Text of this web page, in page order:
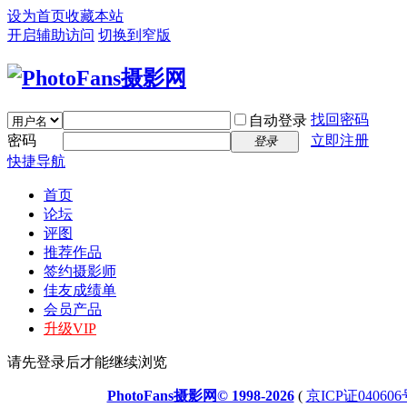
设为首页收藏本站
开启辅助访问 切换到窄版
自动登录 找回密码
密码
登录
立即注册
快捷导航
首页
论坛
评图
推荐作品
签约摄影师
佳友成绩单
会员产品
升级VIP
请先登录后才能继续浏览
PhotoFans摄影网© 1998-2026( 京ICP证040606